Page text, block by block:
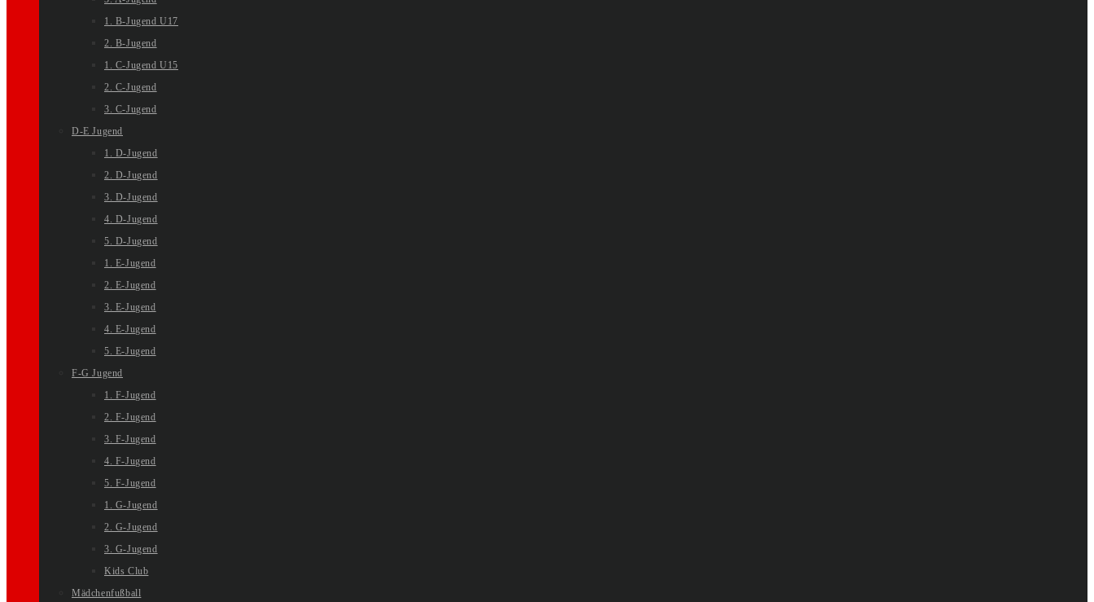
1. B-Jugend U17
2. B-Jugend
1. C-Jugend U15
2. C-Jugend
3. C-Jugend
D-E Jugend
1. D-Jugend
2. D-Jugend
3. D-Jugend
4. D-Jugend
5. D-Jugend
1. E-Jugend
2. E-Jugend
3. E-Jugend
4. E-Jugend
5. E-Jugend
F-G Jugend
1. F-Jugend
2. F-Jugend
3. F-Jugend
4. F-Jugend
5. F-Jugend
1. G-Jugend
2. G-Jugend
3. G-Jugend
Kids Club
Mädchenfußball